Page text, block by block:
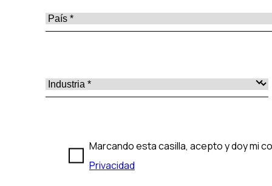
Marcando esta casilla, acepto y doy mi
Privacidad